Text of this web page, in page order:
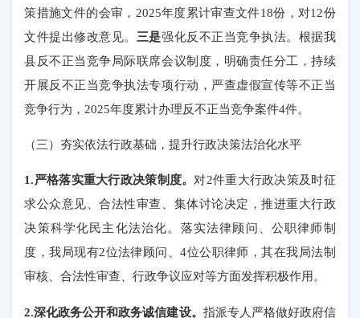
策措施文件的会审，2025年度累计审查文件18份，对12份
文件提出修改意见。 三是强化反不正当竞争执法。 根据我
县反不正当竞争局际联席会议制度，明确责任分工，持续
开展反不正当竞争执法专项行动，严查虚假宣传等不正当
竞争行为 ， 2025年度累计办理反不正当竞争案件4件。
（三）夯实依法行政基础，提升行政决策法治化水平
1.严格落实重大行政决策制度。 对2件重大行政决策及时征
求公众意见、合法性审查、集体讨论决定，推进重大行政
决策科学化民主化法治化。落实法律顾问、公职律师制
度，我局现有2位法律顾问、4位公职律师，其在我局法制
审核、合法性审查、行政争议应对等方面发挥积极作用。
2.深化政务公开和政务诚信建设。 指派专人严格做好政府信